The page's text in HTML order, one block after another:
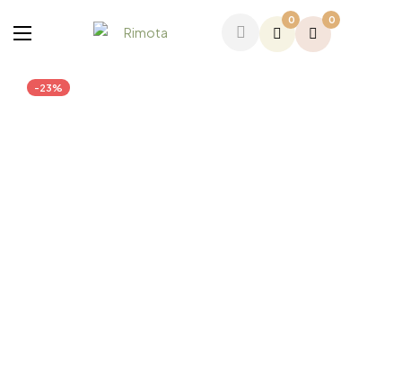
0 0
-23%